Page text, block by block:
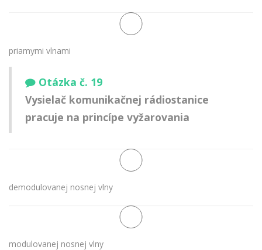
priamymi vlnami
Otázka č. 19
Vysielač komunikačnej rádiostanice
pracuje na princípe vyžarovania
demodulovanej nosnej vlny
modulovanej nosnej vlny